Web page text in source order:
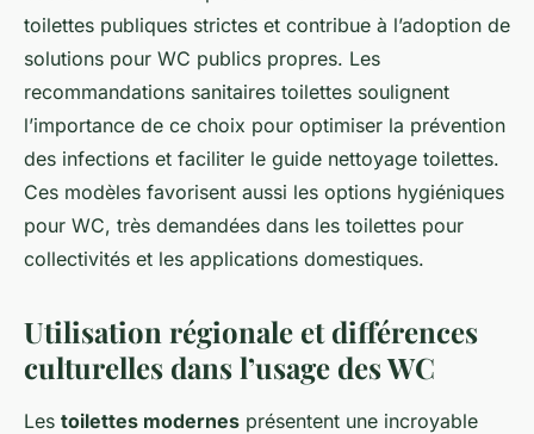
toilettes publiques strictes et contribue à l’adoption de
solutions pour WC publics propres. Les
recommandations sanitaires toilettes soulignent
l’importance de ce choix pour optimiser la prévention
des infections et faciliter le guide nettoyage toilettes.
Ces modèles favorisent aussi les options hygiéniques
pour WC, très demandées dans les toilettes pour
collectivités et les applications domestiques.
Utilisation régionale et différences
culturelles dans l’usage des WC
Les toilettes modernes présentent une incroyable